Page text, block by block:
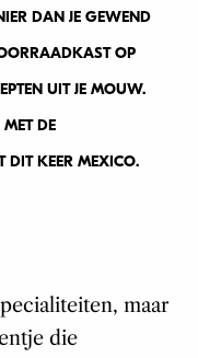
DAN JE GEWEND
OP
UIT JE MOUW.
DE
DIT KEER MEXICO.
maar
die